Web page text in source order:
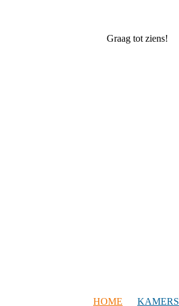
Graag tot ziens!
HOME KAMERS